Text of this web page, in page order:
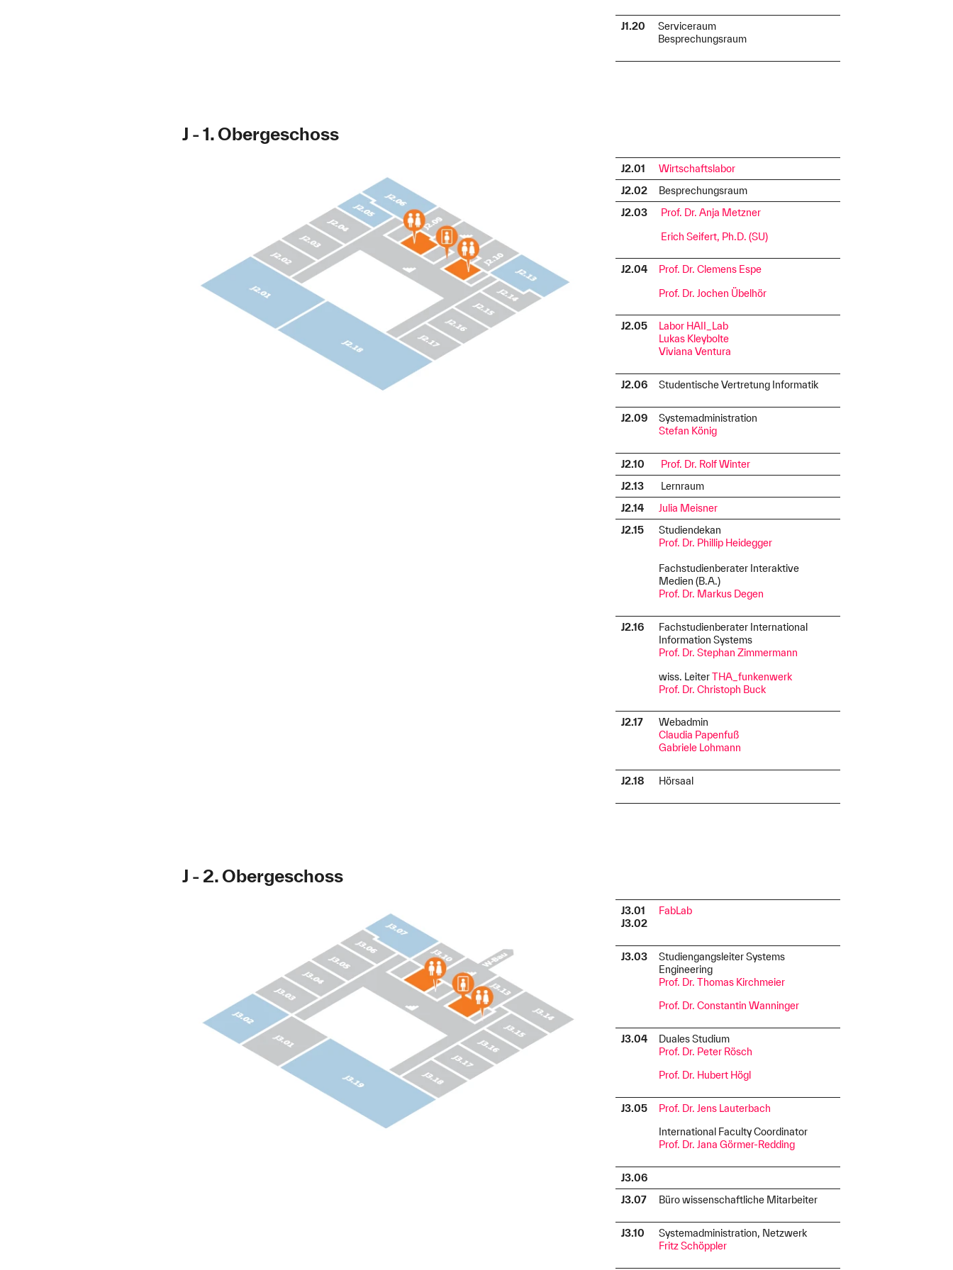
J1.20
Serviceraum
Besprechungsraum
J - 1. Obergeschoss
J2.01 Wirtschaftslabor
J2.02
Besprechungsraum
J2.03
Prof. Dr. Anja Metzner
Erich Seifert, Ph.D. (SU)
J2.04 Prof. Dr. Clemens Espe
Prof. Dr. Jochen Übelhör
J2.05
Labor HAII_Lab
Lukas Kleybolte
Viviana Ventura
J2.06 Studentische Vertretung Informatik
J2.09
Systemadministration
Stefan König
J2.10 Prof. Dr. Rolf Winter
J2.13
Lernraum
J2.14
Julia Meisner
J2.15
Studiendekan
Prof. Dr. Phillip Heidegger
Fachstudienberater Interaktive
Medien (B.A.)
Prof. Dr. Markus Degen
J2.16
Fachstudienberater International
Information Systems
Prof. Dr. Stephan Zimmermann
wiss. LeiterTHA_funkenwerk
Prof. Dr. Christoph Buck
J2.17
Webadmin
Claudia Papenfuß
Gabriele Lohmann
J2.18 Hörsaal
J - 2. Obergeschoss
J3.01
J3.02
FabLab
J3.03
Studiengangsleiter Systems
Engineering
Prof. Dr. Thomas Kirchmeier
Prof. Dr. Constantin Wanninger
J3.04
Duales Studium
Prof. Dr. Peter Rösch
Prof. Dr. Hubert Högl
J3.05 Prof. Dr. Jens Lauterbach
International Faculty Coordinator
Prof. Dr. Jana Görmer-Redding
J3.06
J3.07
Büro wissenschaftliche Mitarbeiter
J3.10
Systemadministration, Netzwerk
Fritz Schöppler